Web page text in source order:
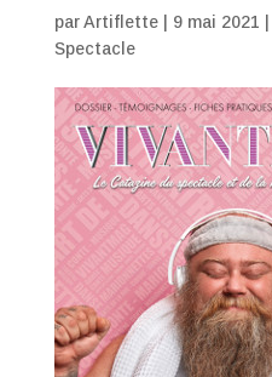
parArtiflette| 9 mai 2021
Spectacle